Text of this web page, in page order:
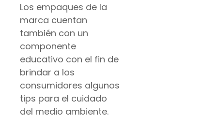
Los empaques de la
marca cuentan
también con un
componente
educativo con el fin de
brindar a los
consumidores algunos
tips para el cuidado
del medio ambiente.